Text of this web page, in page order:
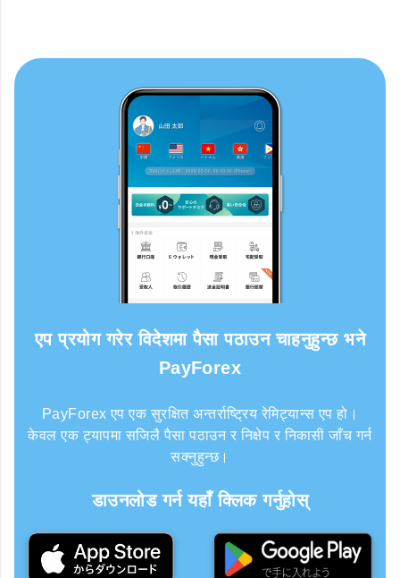
एप प्रयोग गरेर विदेशमा पैसा पठाउन चाहनुहुन्छ भने
PayForex
PayForex एप एक सुरक्षित अन्तर्राष्ट्रिय रेमिट्यान्स एप हो।
केवल एक ट्यापमा सजिलै पैसा पठाउन र निक्षेप र निकासी जाँच गर्न
सक्नुहुन्छ।
डाउनलोड गर्न यहाँ क्लिक गर्नुहोस्